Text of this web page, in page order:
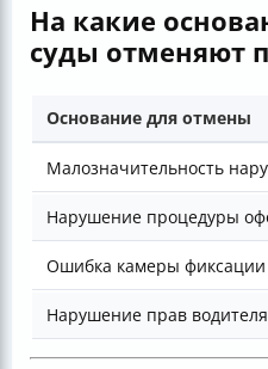
На какие
суды отменяют
Основание для отмены
Малозначительность
Нарушение процедуры
Ошибка камеры фиксации
Нарушение прав водителя